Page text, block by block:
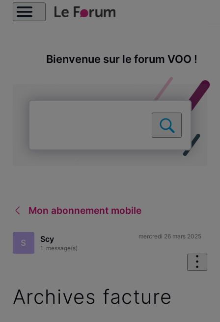
Bienvenue sur le forum VOO !
Mon abonnement mobile
S Scy
1 message(s)
mercredi 26 mars 2025
Archives facture